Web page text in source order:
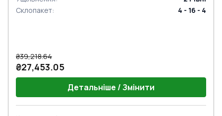
Склопакет: 4 - 16 - 4
₴39,218.64
₴27,453.05
Детальніше / Змінити